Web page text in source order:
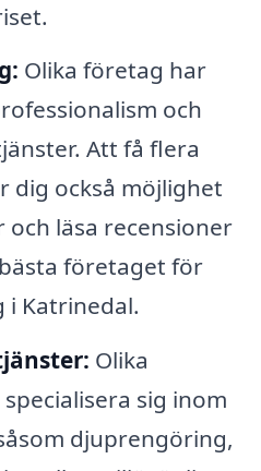
Olika företag har
och
Att få flera
dig också möjlighet
läsa recensioner
företaget för
Katrinedal.
Olika
sig inom
djuprengöring,